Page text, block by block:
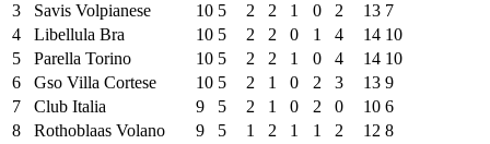
3
Savis Volpianese 10 5 2 2 1 0 2 13 7
4
Libellula Bra 10 5 2 2 0 1 4 14 10
5
Parella Torino 10 5 2 2 1 0 4 14 10
6
Gso Villa Cortese 10 5 2 1 0 2 3 13 9
7
Club Italia 9 5 2 1 0 2 0 10 6
8
Rothoblaas Volano 9 5 1 2 1 1 2 12 8